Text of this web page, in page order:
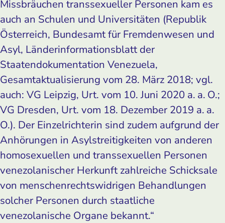
Missbräuchen transsexueller Personen kam es
auch an Schulen und Universitäten (Republik
Österreich, Bundesamt für Fremdenwesen und
Asyl, Länderinformationsblatt der
Staatendokumentation Venezuela,
Gesamtaktualisierung vom 28. März 2018; vgl.
auch: VG Leipzig, Urt. vom 10. Juni 2020 a. a. O.;
VG Dresden, Urt. vom 18. Dezember 2019 a. a.
O.). Der Einzelrichterin sind zudem aufgrund der
Anhörungen in Asylstreitigkeiten von anderen
homosexuellen und transsexuellen Personen
venezolanischer Herkunft zahlreiche Schicksale
von menschenrechtswidrigen Behandlungen
solcher Personen durch staatliche
venezolanische Organe bekannt.“